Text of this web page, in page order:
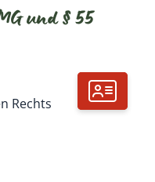
und § 55
Rechts